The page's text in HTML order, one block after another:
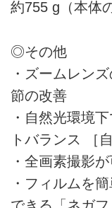
約755 g（本体
◎その他
・ズームレン
節の改善
・自然光環境
トバランス ［
・全画素撮影
・フィルムを